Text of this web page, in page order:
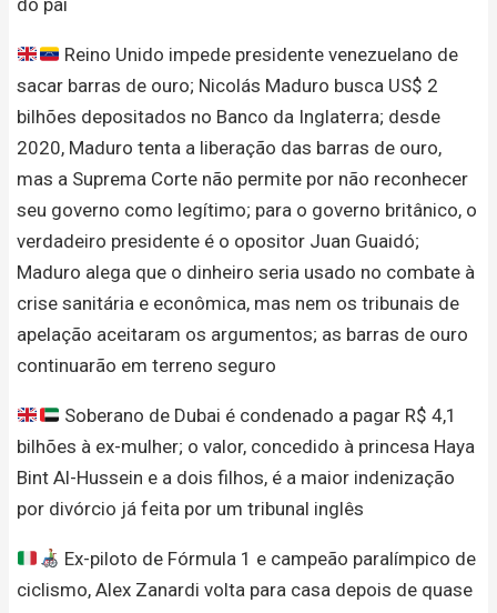
do pai
Reino Unido impede presidente venezuelano de
sacar barras de ouro; Nicolás Maduro busca US$ 2
bilhões depositados no Banco da Inglaterra; desde
2020, Maduro tenta a liberação das barras de ouro,
mas a Suprema Corte não permite por não reconhecer
seu governo como legítimo; para o governo britânico, o
verdadeiro presidente é o opositor Juan Guaidó;
Maduro alega que o dinheiro seria usado no combate à
crise sanitária e econômica, mas nem os tribunais de
apelação aceitaram os argumentos; as barras de ouro
continuarão em terreno seguro
Soberano de Dubai é condenado a pagar R$ 4,1
bilhões à ex-mulher; o valor, concedido à princesa Haya
Bint Al-Hussein e a dois filhos, é a maior indenização
por divórcio já feita por um tribunal inglês
Ex-piloto de Fórmula 1 e campeão paralímpico de
ciclismo, Alex Zanardi volta para casa depois de quase